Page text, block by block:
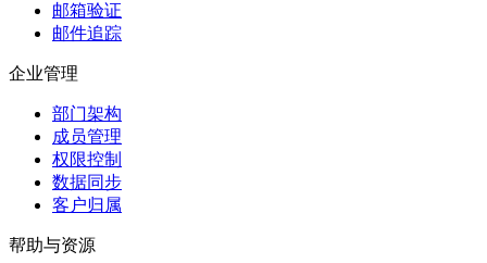
邮箱验证
邮件追踪
企业管理
部门架构
成员管理
权限控制
数据同步
客户归属
帮助与资源